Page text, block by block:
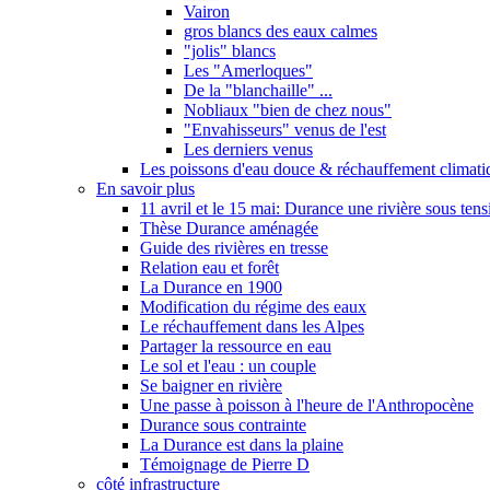
Vairon
gros blancs des eaux calmes
"jolis" blancs
Les "Amerloques"
De la "blanchaille" ...
Nobliaux "bien de chez nous"
"Envahisseurs" venus de l'est
Les derniers venus
Les poissons d'eau douce & réchauffement
En savoir plus
11 avril et le 15 mai: Durance une rivière sous
Thèse Durance aménagée
Guide des rivières en tresse
Relation eau et forêt
La Durance en 1900
Modification du régime des eaux
Le réchauffement dans les Alpes
Partager la ressource en eau
Le sol et l'eau : un couple
Se baigner en rivière
Une passe à poisson à l'heure de l'Anthropocène
Durance sous contrainte
La Durance est dans la plaine
Témoignage de Pierre D
côté infrastructure